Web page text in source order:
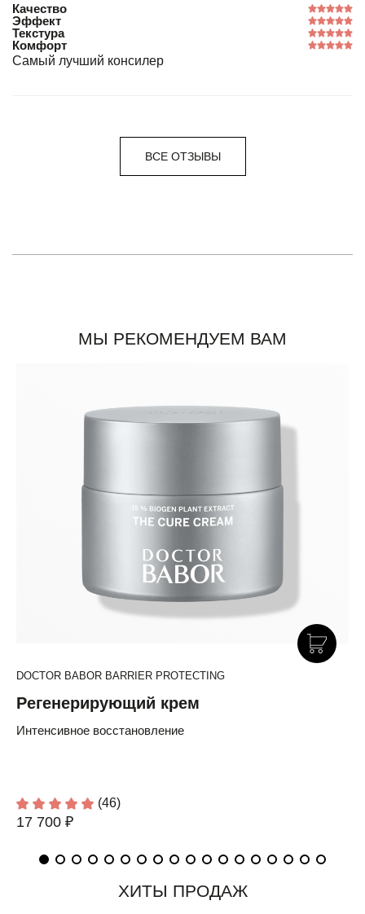
Качество
Эффект
Текстура
Комфорт
Самый лучший консилер
ВСЕ ОТЗЫВЫ
МЫ РЕКОМЕНДУЕМ ВАМ
DOCTOR BABOR BARRIER PROTECTING
Регенерирующий крем
Интенсивное восстановление
(46)
17 700 ₽
ХИТЫ ПРОДАЖ